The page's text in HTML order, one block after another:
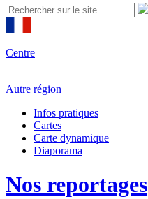
Centre
Autre région
Infos pratiques
Cartes
Carte dynamique
Diaporama
Nos reportages